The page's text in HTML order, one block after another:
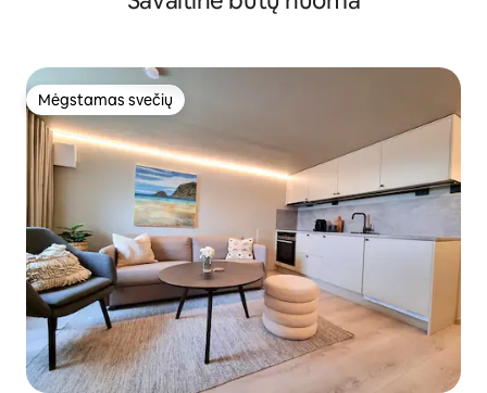
Mėgstamas svečių
Mėgstamas svečių